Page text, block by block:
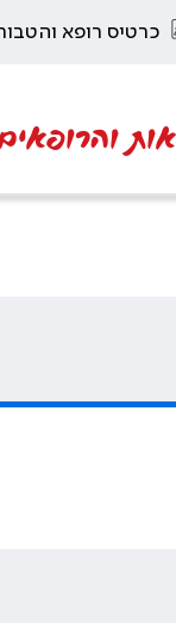
כרטיס רופא